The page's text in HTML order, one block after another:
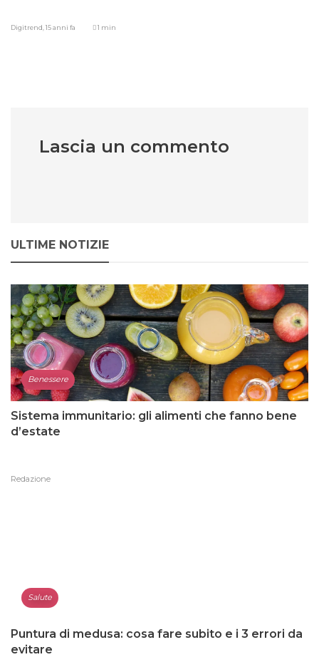
Digitrend,15 anni fa 1 min
Lascia un commento
ULTIME NOTIZIE
Benessere
Sistema immunitario: gli alimenti che fanno bene
d’estate
Redazione
Salute
Puntura di medusa: cosa fare subito e i 3 errori da
evitare